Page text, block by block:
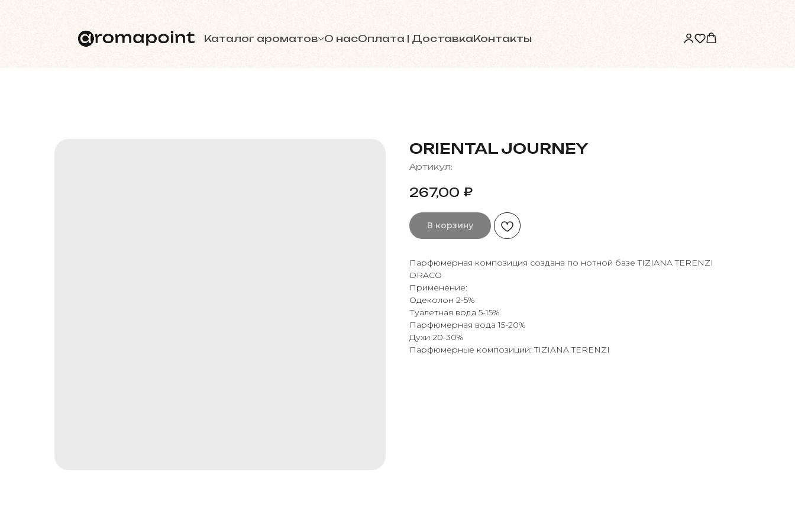
Каталог ароматов О насОплата | ДоставкаКонтакты
ORIENTAL JOURNEY
Артикул:
267,00 ₽
В корзину
Парфюмерная композиция создана по нотной базе TIZIANA TERENZI
DRACO
Применение:
Одеколон 2-5%
Туалетная вода 5-15%
Парфюмерная вода 15-20%
Духи 20-30%
Парфюмерные композиции: TIZIANA TERENZI